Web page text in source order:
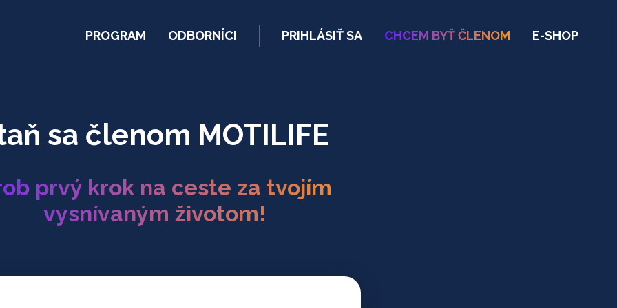
PROGRAM ODBORNÍCI PRIHLÁSIŤ SA CHCEM BYŤ ČLENOM E-SHOP
sa členom MOTILIFE
prvý krok na ceste za tvojím
vysnívaným životom!